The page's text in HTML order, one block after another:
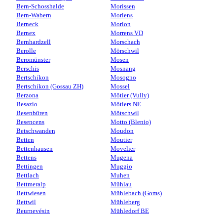
Bern-Schosshalde
Bern-Wabern
Berneck
Bernex
Bernhardzell
Berolle
Beromünster
Berschis
Bertschikon
Bertschikon (Gossau ZH)
Berzona
Besazio
Besenbüren
Besencens
Betschwanden
Betten
Bettenhausen
Bettens
Bettingen
Bettlach
Bettmeralp
Bettwiesen
Bettwil
Beurnevésin
Morissen
Morlens
Morlon
Morrens VD
Morschach
Mörschwil
Mosen
Mosnang
Mosogno
Mossel
Môtier (Vully)
Môtiers NE
Mötschwil
Motto (Blenio)
Moudon
Moutier
Movelier
Mugena
Muggio
Muhen
Mühlau
Mühlebach (Goms)
Mühleberg
Mühledorf BE